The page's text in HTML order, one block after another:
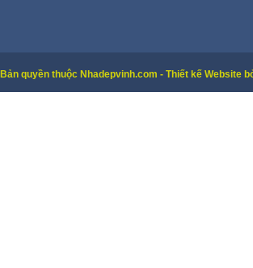
Bản quyền thuộc Nhadepvinh.com - Thiết kế Website